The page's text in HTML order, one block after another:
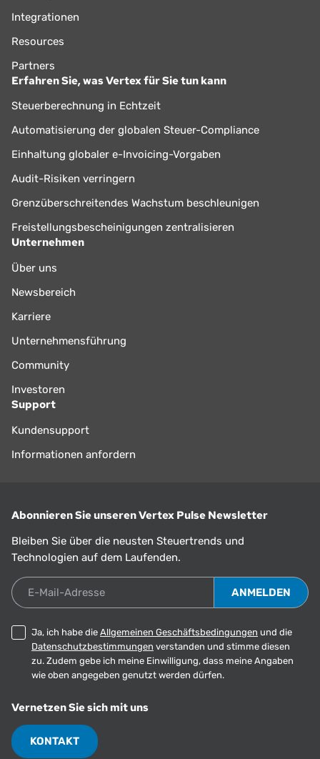
Integrationen
Resources
Partners
Erfahren Sie, was Vertex für Sie tun kann
Steuerberechnung in Echtzeit
Automatisierung der globalen Steuer-Compliance
Einhaltung globaler e-Invoicing-Vorgaben
Audit-Risiken verringern
Grenzüberschreitendes Wachstum beschleunigen
Freistellungsbescheinigungen zentralisieren
Unternehmen
Über uns
Newsbereich
Karriere
Unternehmensführung
Community
Investoren
Support
Kundensupport
Informationen anfordern
Abonnieren Sie unseren Vertex Pulse Newsletter
Bleiben Sie über die neusten Steuertrends und
Technologien auf dem Laufenden.
E-Mail-Adresse
Ja, ich habe die Allgemeinen Geschäftsbedingungen und die
Datenschutzbestimmungen verstanden und stimme diesen
zu. Zudem gebe ich meine Einwilligung, dass meine Angaben
wie oben angegeben genutzt werden dürfen.
Vernetzen Sie sich mit uns
KONTAKT